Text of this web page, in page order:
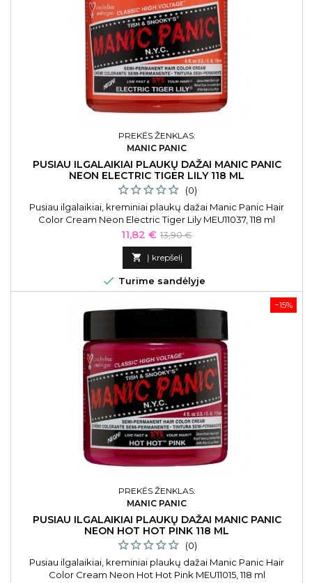
PREKĖS ŽENKLAS:
MANIC PANIC
PUSIAU ILGALAIKIAI PLAUKŲ DAŽAI MANIC PANIC
NEON ELECTRIC TIGER LILY 118 ML
(0)
Pusiau ilgalaikiai, kreminiai plaukų dažai Manic Panic Hair
Color Cream Neon Electric Tiger Lily MEU11037, 118 ml
Kaina
11,82 € Bazinė
kaina
13,90 €
 Į krepšelį
 Turime sandėlyje
−15%
PREKĖS ŽENKLAS:
MANIC PANIC
PUSIAU ILGALAIKIAI PLAUKŲ DAŽAI MANIC PANIC
NEON HOT HOT PINK 118 ML
(0)
Pusiau ilgalaikiai, kreminiai plaukų dažai Manic Panic Hair
Color Cream Neon Hot Hot Pink MEU11015, 118 ml